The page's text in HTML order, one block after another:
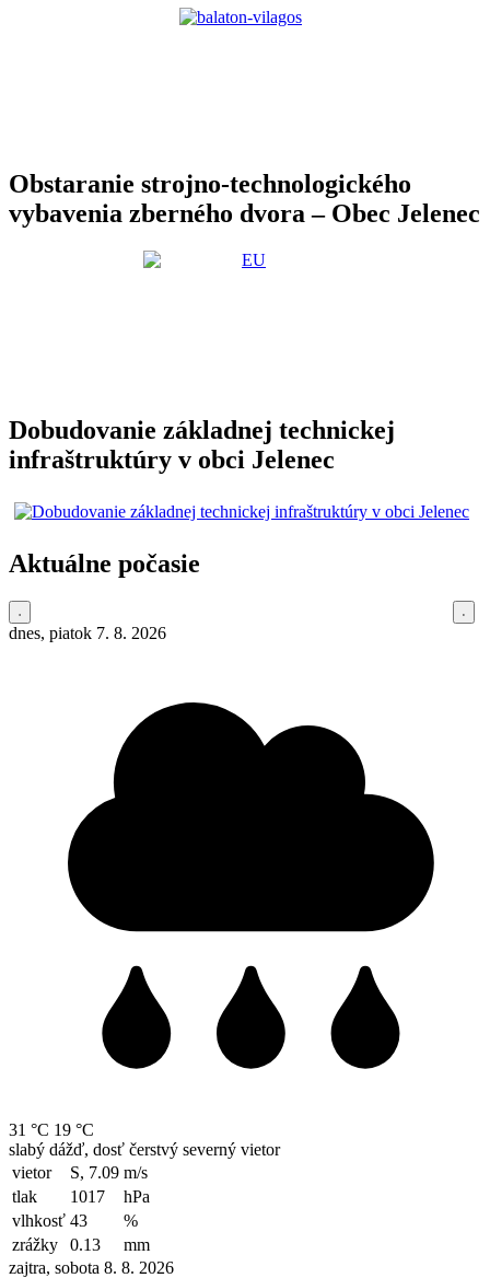
Obstaranie strojno-technologického
vybavenia zberného dvora – Obec Jelenec
Dobudovanie základnej technickej
infraštruktúry v obci Jelenec
Aktuálne počasie
dnes, piatok 7. 8. 2026
31 °C 19 °C
slabý dážď, dosť čerstvý severný vietor
vietor
S, 7.09 m/s
tlak
1017
hPa
vlhkosť 43
%
zrážky
0.13
mm
zajtra, sobota 8. 8. 2026